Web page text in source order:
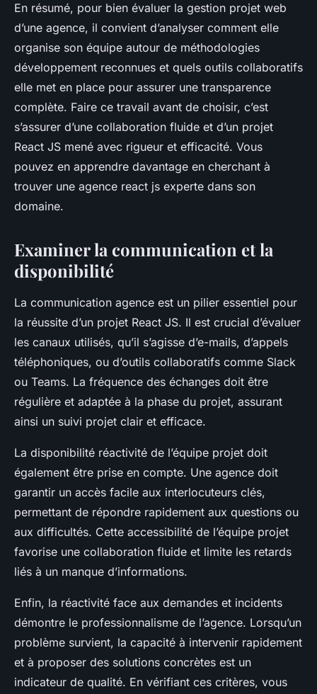
En résumé, pour bien évaluer la gestion projet web
d’une agence, il convient d’analyser comment elle
organise son équipe autour de méthodologies
développement reconnues et quels outils collaboratifs
elle met en place pour assurer une transparence
complète. Faire ce travail avant de choisir, c’est
s’assurer d’une collaboration fluide et d’un projet
React JS mené avec rigueur et efficacité. Vous
pouvez en apprendre davantage en cherchant à
trouver une agence react js experte dans son
domaine.
Examiner la communication et la
disponibilité
La communication agence est un pilier essentiel pour
la réussite d’un projet React JS. Il est crucial d’évaluer
les canaux utilisés, qu’il s’agisse d’e-mails, d’appels
téléphoniques, ou d’outils collaboratifs comme Slack
ou Teams. La fréquence des échanges doit être
régulière et adaptée à la phase du projet, assurant
ainsi un suivi projet clair et efficace.
La disponibilité réactivité de l’équipe projet doit
également être prise en compte. Une agence doit
garantir un accès facile aux interlocuteurs clés,
permettant de répondre rapidement aux questions ou
aux difficultés. Cette accessibilité de l’équipe projet
favorise une collaboration fluide et limite les retards
liés à un manque d’informations.
Enfin, la réactivité face aux demandes et incidents
démontre le professionnalisme de l’agence. Lorsqu’un
problème survient, la capacité à intervenir rapidement
et à proposer des solutions concrètes est un
indicateur de qualité. En vérifiant ces critères, vous